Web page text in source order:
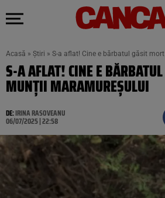
Acasă » Știri » S-a aflat! Cine e bărbatul găsit
S-A AFLAT! CINE E
MUNȚII MARAMUREȘULUI
DE:IRINA RASOVEANU
06/07/2025 | 22:58